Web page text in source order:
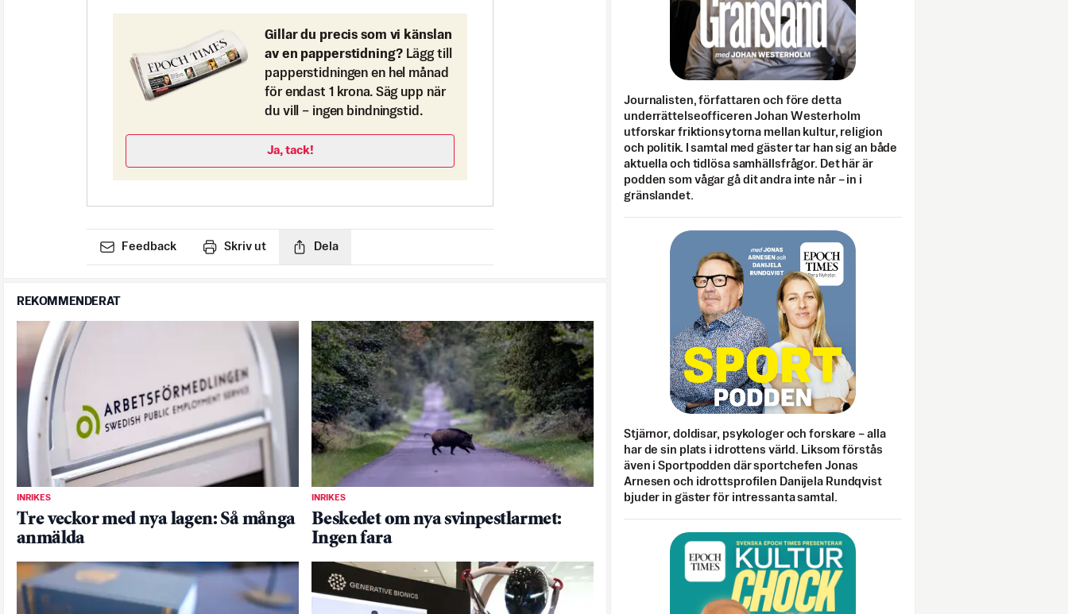
Gillar du precis som vi känslan
av en papperstidning? Lägg till
papperstidningen en hel månad
för endast 1 krona. Säg upp när
du vill – ingen bindningstid.
Ja, tack!
Feedback Skriv ut Dela
REKOMMENDERAT
INRIKES
Tre veckor med nya lagen: Så många
anmälda
INRIKES
Beskedet om nya svinpestlarmet:
Ingen fara
Journalisten, författaren och före detta
underrättelseofficeren Johan Westerholm
utforskar friktionsytorna mellan kultur, religion
och politik. I samtal med gäster tar han sig an både
aktuella och tidlösa samhällsfrågor. Det här är
podden som vågar gå dit andra inte når – in i
gränslandet.
Stjärnor, doldisar, psykologer och forskare – alla
har de sin plats i idrottens värld. Liksom förstås
även i Sportpodden där sportchefen Jonas
Arnesen och idrottsprofilen Danijela Rundqvist
bjuder in gäster för intressanta samtal.